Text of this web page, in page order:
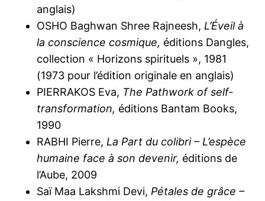
anglais)
OSHO Baghwan Shree Rajneesh,L’Éveil à
la conscience cosmique, éditions Dangles,
collection « Horizons spirituels », 1981
(1973 pour l’édition originale en anglais)
PIERRAKOS Eva, The Pathwork of self-
transformation, éditions Bantam Books,
1990
RABHI Pierre,La Part du colibri – L’espèce
humaine face à son devenir, éditions de
l’Aube, 2009
Saï Maa Lakshmi Devi,Pétales de grâce –